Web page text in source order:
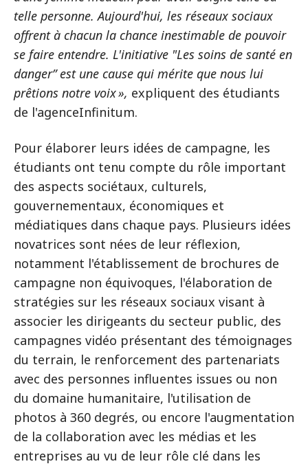
telle personne. Aujourd'hui, les réseaux sociaux
offrent à chacun la chance inestimable de pouvoir
se faire entendre. L'initiative "Les soins de santé en
dangerˮ est une cause qui mérite que nous lui
prêtions notre voix », expliquent des étudiants
de l'agenceInfinitum.
Pour élaborer leurs idées de campagne, les
étudiants ont tenu compte du rôle important
des aspects sociétaux, culturels,
gouvernementaux, économiques et
médiatiques dans chaque pays. Plusieurs idées
novatrices sont nées de leur réflexion,
notamment l'établissement de brochures de
campagne non équivoques, l'élaboration de
stratégies sur les réseaux sociaux visant à
associer les dirigeants du secteur public, des
campagnes vidéo présentant des témoignages
du terrain, le renforcement des partenariats
avec des personnes influentes issues ou non
du domaine humanitaire, l'utilisation de
photos à 360 degrés, ou encore l'augmentation
de la collaboration avec les médias et les
entreprises au vu de leur rôle clé dans les